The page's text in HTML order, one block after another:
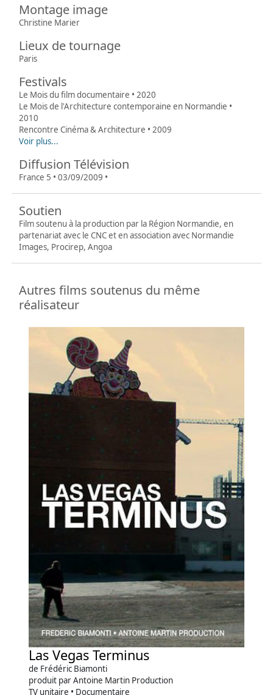
Montage image
Christine Marier
Lieux de tournage
Paris
Festivals
Le Mois du film documentaire • 2020
Le Mois de l'Architecture contemporaine en Normandie •
2010
Rencontre Cinéma & Architecture • 2009
Voir plus...
Diffusion Télévision
France 5 • 03/09/2009 •
Soutien
Film soutenu à la production par la Région Normandie, en
partenariat avec le CNC et en association avec Normandie
Images, Procirep, Angoa
Autres films soutenus du même
réalisateur
Las Vegas Terminus
de Frédéric Biamonti
produit par Antoine Martin Production
TV unitaire • Documentaire